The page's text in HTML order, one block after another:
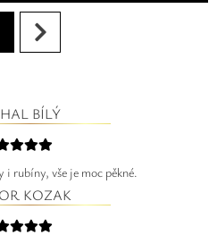
BÍLÝ
rubíny, vše je moc pěkné.
KOZAK